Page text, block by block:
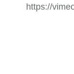
https://